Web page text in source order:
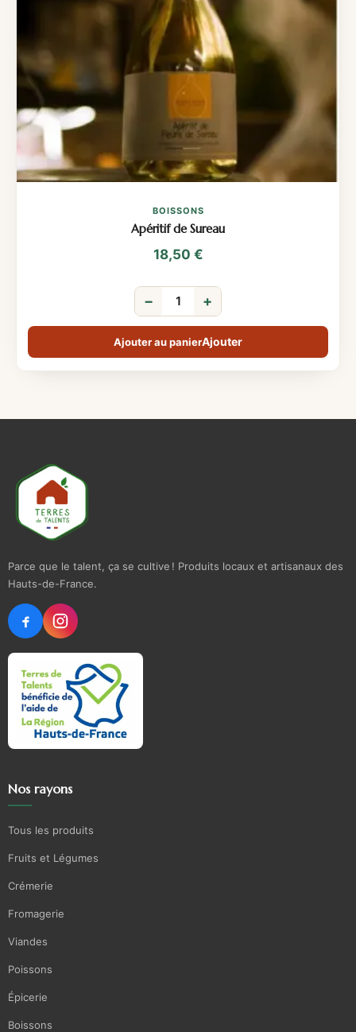
BOISSONS
Apéritif de Sureau
18,50 €
− +
Ajouter au panier
Parce que le talent, ça se cultive ! Produits locaux et artisanaux des
Hauts-de-France.
Nos rayons
Tous les produits
Fruits et Légumes
Crémerie
Fromagerie
Viandes
Poissons
Épicerie
Boissons